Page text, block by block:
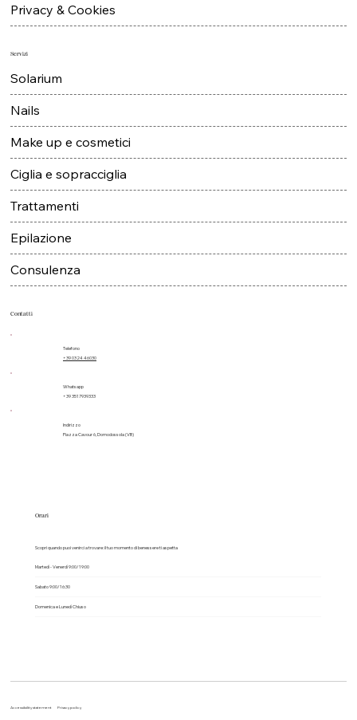
Accessibility statement Privacy policy
Contatti
Telefono
+39 0324 46030
Whatsapp
+39 3517939333
Indirizzo
Piazza Cavour 6, Domodossola (VB)
Privacy & Cookies
Servizi
Solarium
Nails
Make up e cosmetici
Ciglia e sopracciglia
Trattamenti
Epilazione
Consulenza
Orari
Scopri quando puoi venirci a trovare: il tuo momento di benessere ti aspetta
Martedì - Venerdì 9:00/19:00
Sabato 9:00/16:30
Domenica e Lunedì Chiuso